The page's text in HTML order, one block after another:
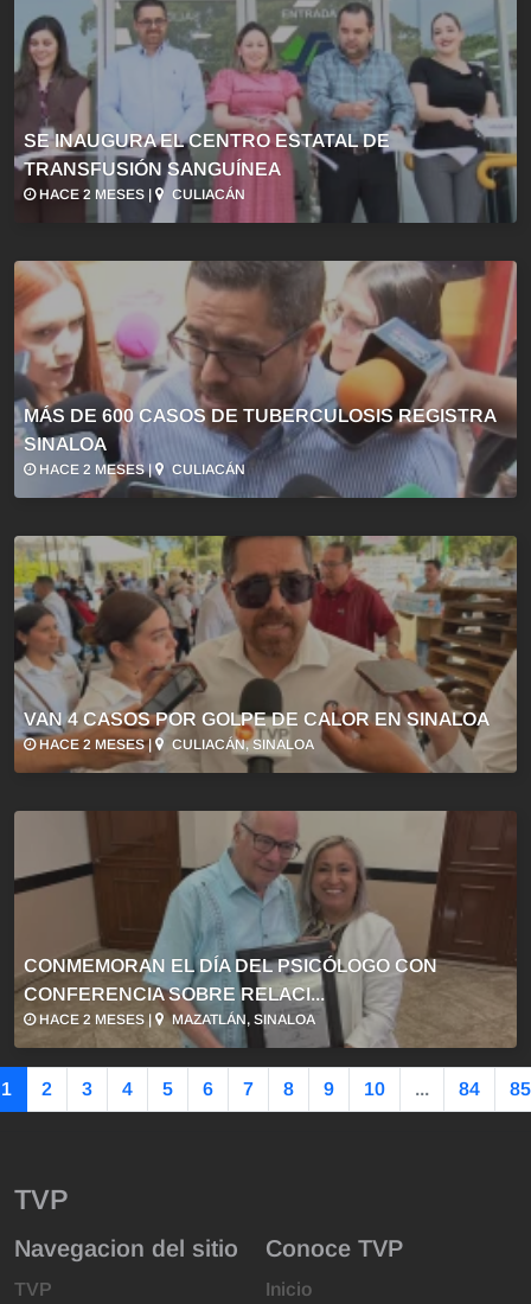
SE INAUGURA EL CENTRO ESTATAL DE
TRANSFUSIÓN SANGUÍNEA
HACE 2 MESES | CULIACÁN
MÁS DE 600 CASOS DE TUBERCULOSIS REGISTRA
SINALOA
HACE 2 MESES | CULIACÁN
VAN 4 CASOS POR GOLPE DE CALOR EN SINALOA
HACE 2 MESES | CULIACÁN, SINALOA
CONMEMORAN EL DÍA DEL PSICÓLOGO CON
CONFERENCIA SOBRE RELACI...
HACE 2 MESES | MAZATLÁN, SINALOA
1 2 3 4 5 6 7 8 9 10 ... 84 85
TVP
Navegacion del sitio
TVP
Conoce TVP
Inicio